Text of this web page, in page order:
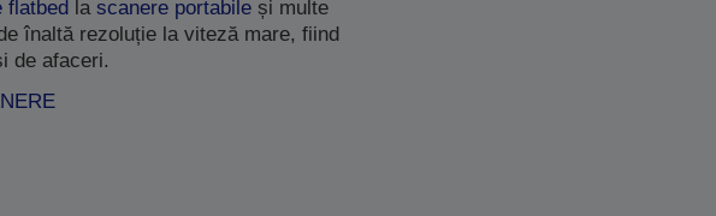
flatbedla scanere portabileși multe
înaltă rezoluție la viteză mare, fiind
de afaceri.